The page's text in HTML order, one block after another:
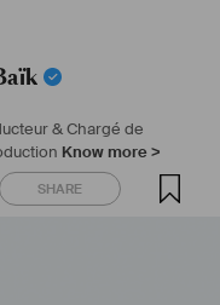
& Chargé de
Know more >
SHARE
SHARE